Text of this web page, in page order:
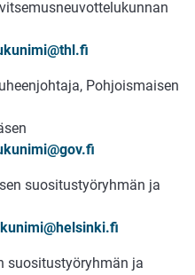
Pohjoismaisen
suositustyöryhmän ja
suositustyöryhmän ja